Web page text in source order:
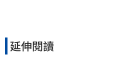
延伸閱讀